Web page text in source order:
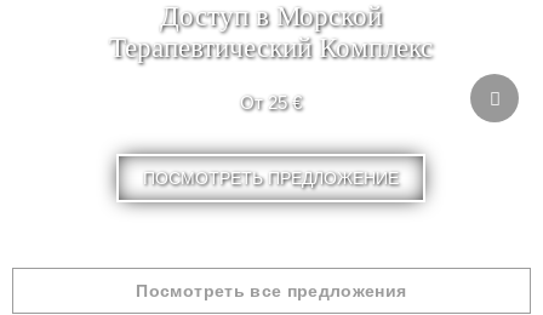
Доступ в Морской
Терапевтический Комплекс
От 25 €
ПОСМОТРЕТЬ ПРЕДЛОЖЕНИЕ
Посмотреть все предложения